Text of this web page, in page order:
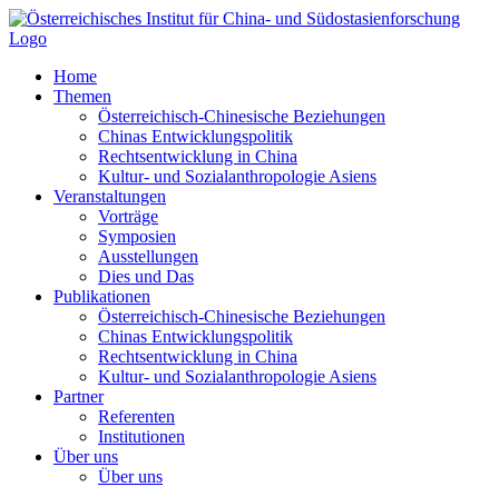
Zum
Inhalt
Home
Themen
Österreichisch-Chinesische Beziehungen
Chinas Entwicklungspolitik
Rechtsentwicklung in China
Kultur- und Sozialanthropologie Asiens
Veranstaltungen
Vorträge
Symposien
Ausstellungen
Dies und Das
Publikationen
Österreichisch-Chinesische Beziehungen
Chinas Entwicklungspolitik
Rechtsentwicklung in China
Kultur- und Sozialanthropologie Asiens
Partner
Referenten
Institutionen
Über uns
Über uns